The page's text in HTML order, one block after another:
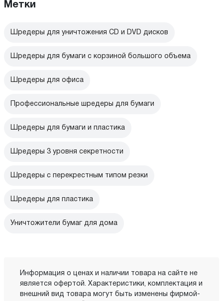
Метки
Шредеры для уничтожения CD и DVD дисков
Шредеры для бумаги с корзиной большого объема
Шредеры для офиса
Профессиональные шредеры для бумаги
Шредеры для бумаги и пластика
Шредеры 3 уровня секретности
Шредеры с перекрестным типом резки
Шредеры для пластика
Уничтожители бумаг для дома
Информация о ценах и наличии товара на сайте не
является офертой. Характеристики, комплектация и
внешний вид товара могут быть изменены фирмой-